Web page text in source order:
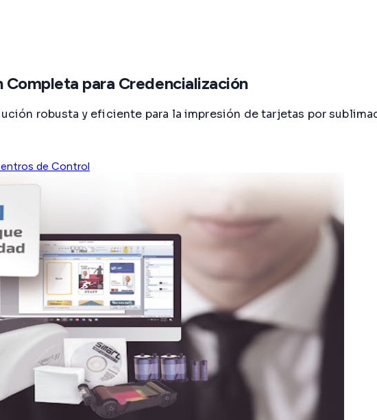
Completa para Credencialización
robusta y eficiente para la impresión de tarjetas por
de Control